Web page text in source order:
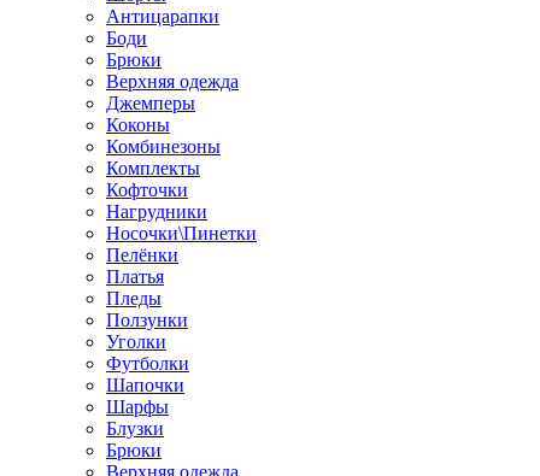
Антицарапки
Боди
Брюки
Верхняя одежда
Джемперы
Коконы
Комбинезоны
Комплекты
Кофточки
Нагрудники
Носочки\Пинетки
Пелёнки
Платья
Пледы
Ползунки
Уголки
Футболки
Шапочки
Шарфы
Блузки
Брюки
Верхняя одежда